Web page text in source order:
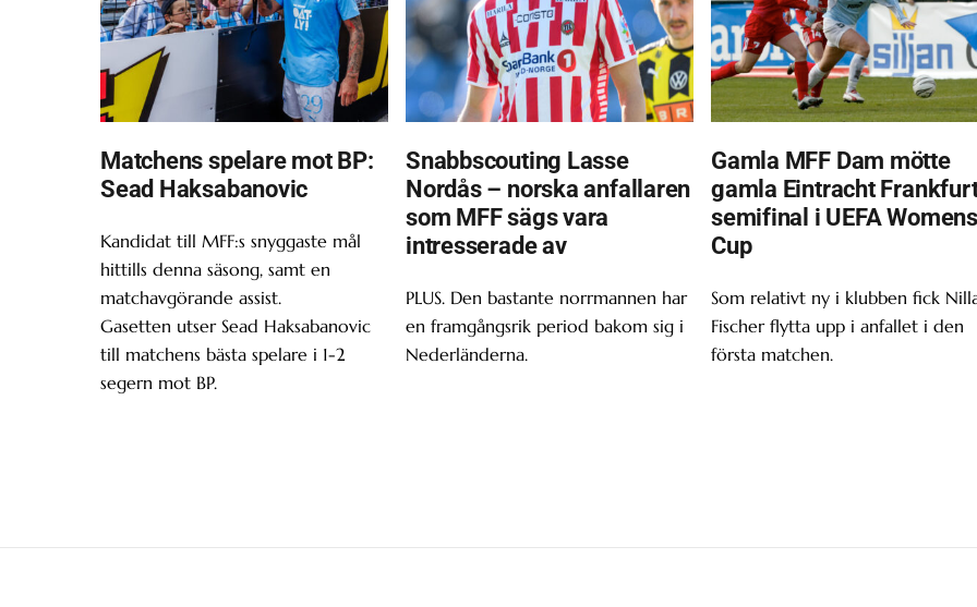
Matchens spelare mot BP:
Sead Haksabanovic
Kandidat till MFF:s snyggaste mål
hittills denna säsong, samt en
matchavgörande assist.
Gasetten utser Sead Haksabanovic
till matchens bästa spelare i 1-2
segern mot BP.
Snabbscouting Lasse
Nordås – norska anfallaren
som MFF sägs vara
intresserade av
PLUS. Den bastante norrmannen har
en framgångsrik period bakom sig i
Nederländerna.
Gamla MFF Dam mötte
gamla Eintracht
semifinal i UEFA Womens
Cup
Som relativt ny i klubben fick
Fischer flytta upp i anfallet i den
första matchen.